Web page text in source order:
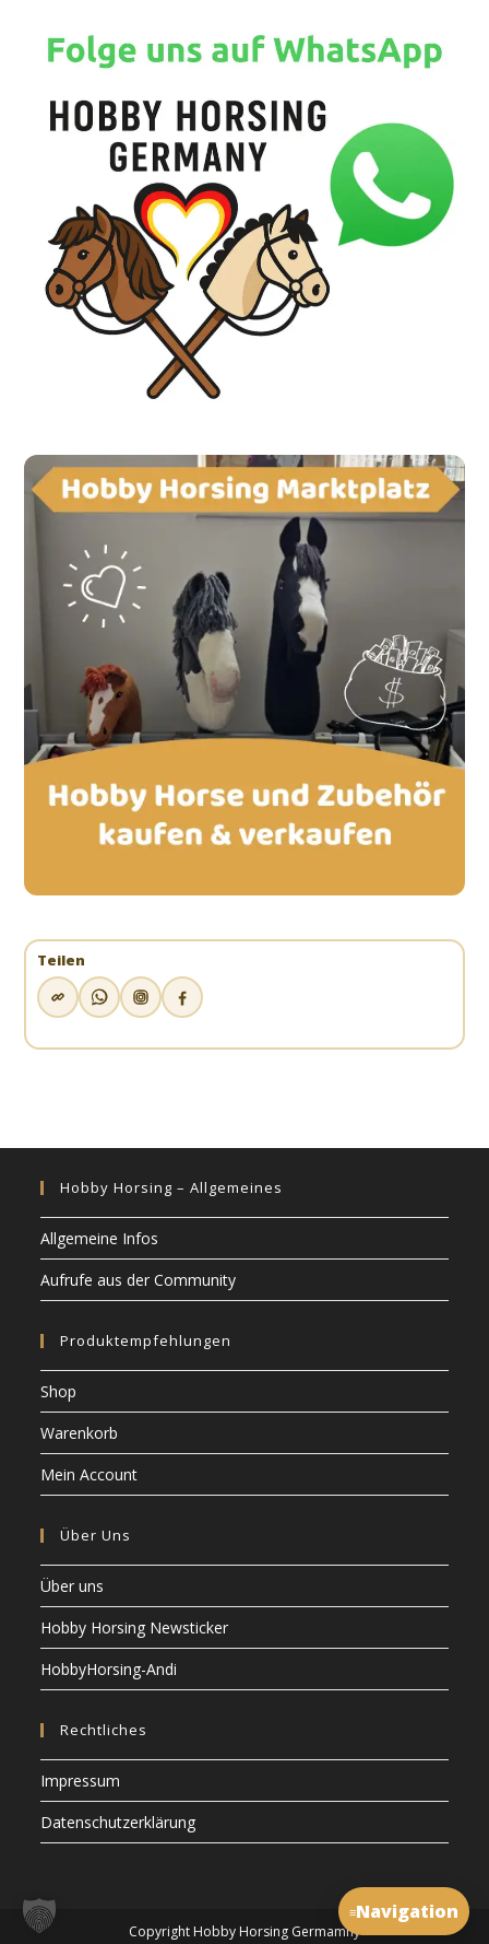
Teilen
Hobby Horsing – Allgemeines
Allgemeine Infos
Aufrufe aus der Community
Produktempfehlungen
Shop
Warenkorb
Mein Account
Über Uns
Über uns
Hobby Horsing Newsticker
HobbyHorsing-Andi
Rechtliches
Impressum
Datenschutzerklärung
Copyright Hobby Horsing Germamny
≡Navigation